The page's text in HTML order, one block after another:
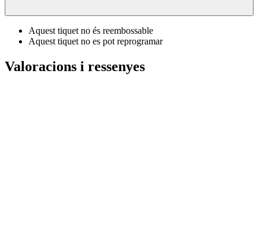
Aquest tiquet no és reembossable
Aquest tiquet no es pot reprogramar
Valoracions i ressenyes